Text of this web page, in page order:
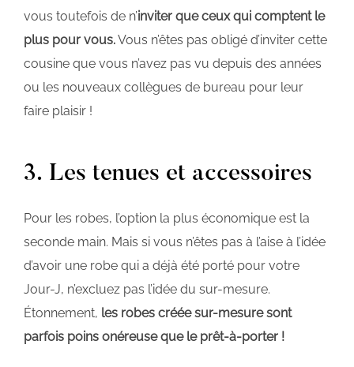
vous toutefois de n’inviter que ceux qui comptent le
plus pour vous.Vous n’êtes pas obligé d’inviter cette
cousine que vous n’avez pas vu depuis des années
ou les nouveaux collègues de bureau pour leur
faire plaisir !
3. Les tenues et accessoires
Pour les robes, l’option la plus économique est la
seconde main. Mais si vous n’êtes pas à l’aise à l’idée
d’avoir une robe qui a déjà été porté pour votre
Jour-J, n’excluez pas l’idée du sur-mesure.
Étonnement, les robes créée sur-mesure sont
parfois poins onéreuse que le prêt-à-porter !